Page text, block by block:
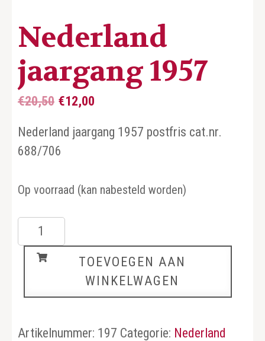
Nederland
jaargang 1957
€20,50 Oorspronkelijke
was:
€20,50.
€12,00
is:
Nederland jaargang 1957 postfris cat.nr.
688/706
Op voorraad (kan nabesteld worden)
Nederland
jaargang
1957
TOEVOEGEN AAN
WINKELWAGEN
Artikelnummer: 197 Categorie: Nederland